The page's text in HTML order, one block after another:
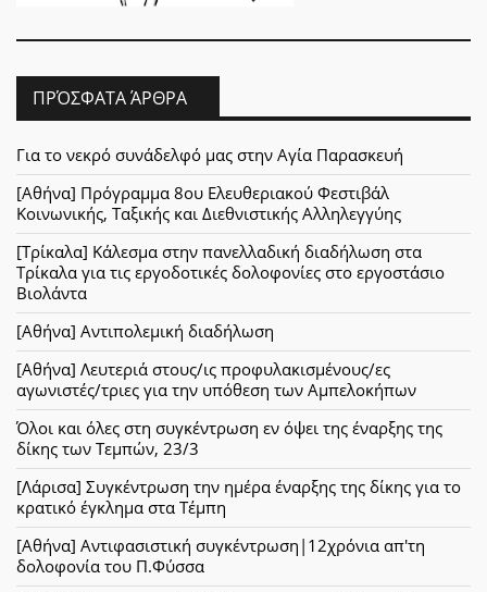
ΠΡΌΣΦΑΤΑ ΆΡΘΡΑ
Για το νεκρό συνάδελφό μας στην Αγία Παρασκευή
[Αθήνα] Πρόγραμμα 8ου Ελευθεριακού Φεστιβάλ
Κοινωνικής, Ταξικής και Διεθνιστικής Αλληλεγγύης
[Τρίκαλα] Κάλεσμα στην πανελλαδική διαδήλωση στα
Τρίκαλα για τις εργοδοτικές δολοφονίες στο εργοστάσιο
Βιολάντα
[Αθήνα] Αντιπολεμική διαδήλωση
[Αθήνα] Λευτεριά στους/ις προφυλακισμένους/ες
αγωνιστές/τριες για την υπόθεση των Αμπελοκήπων
Όλοι και όλες στη συγκέντρωση εν όψει της έναρξης της
δίκης των Τεμπών, 23/3
[Λάρισα] Συγκέντρωση την ημέρα έναρξης της δίκης για το
κρατικό έγκλημα στα Τέμπη
[Αθήνα] Αντιφασιστική συγκέντρωση|12χρόνια απ'τη
δολοφονία του Π.Φύσσα